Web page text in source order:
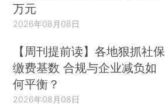
万元
2026年08月08日
【周刊提前读】各地狠抓社保
缴费基数 合规与企业减负如
何平衡？
2026年08月08日